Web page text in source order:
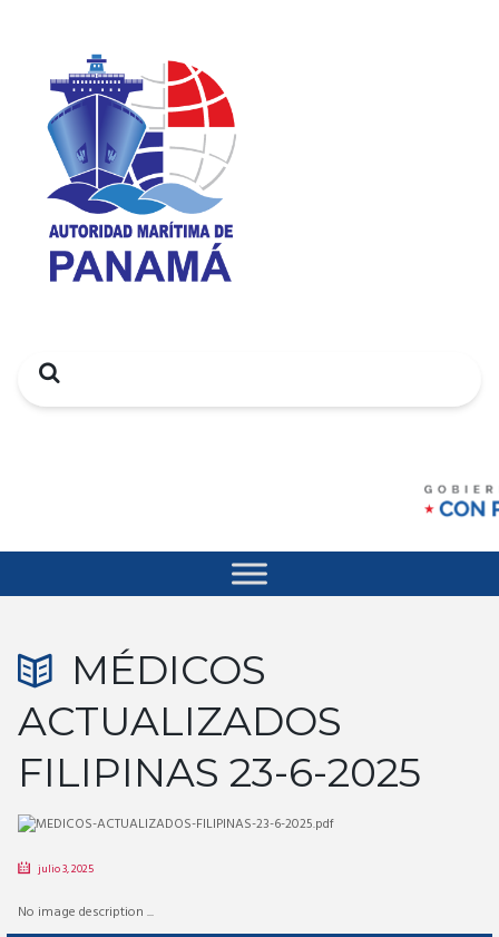
Search
MÉDICOS
ACTUALIZADOS
FILIPINAS 23-6-2025
julio 3, 2025
No image description ...